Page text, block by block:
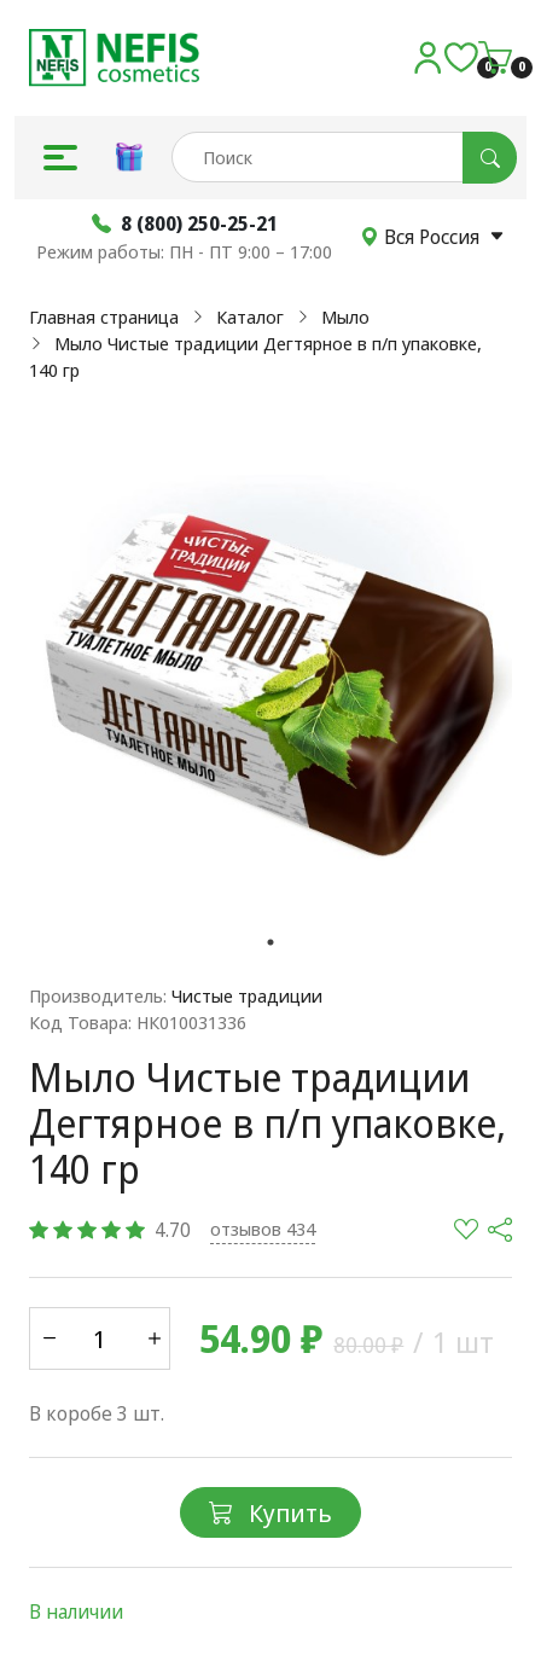
0 0
прачечных)
8 (800) 250-25-21
Режим работы: ПН - ПТ 9:00 – 17:00
Вся Россия
Главная страница Каталог
Мыло
Мыло Чистые традиции Дегтярное в п/п упаковке,
140 гр
Производитель: Чистые традиции
Код Товара: НК010031336
Мыло Чистые традиции
Дегтярное в п/п упаковке,
140 гр
4.70 отзывов 434
54.90 ₽80.00 ₽ / 1 шт
В коробе 3 шт.
Купить
В наличии